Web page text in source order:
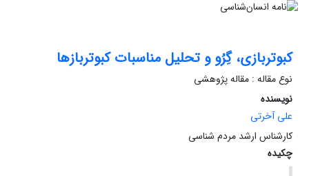
کبوتربازی، گِرُو و تحلیل مناسبات کبوتربازها
نوع مقاله : مقاله پژوهشی
نویسنده
علی آخرتی
کارشناس ارشد مردم شناسی
چکیده